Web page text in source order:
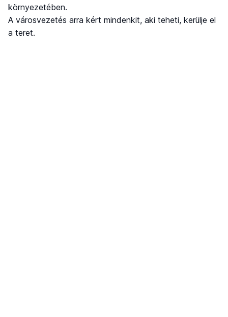
környezetében.
A városvezetés arra kért mindenkit, aki teheti, kerülje el
a teret.